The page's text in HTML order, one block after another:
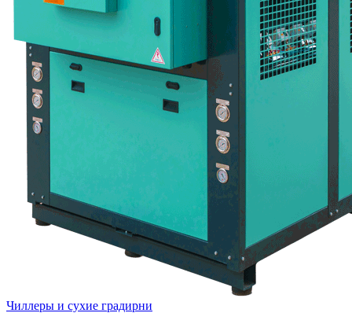
Чиллеры и сухие градирни